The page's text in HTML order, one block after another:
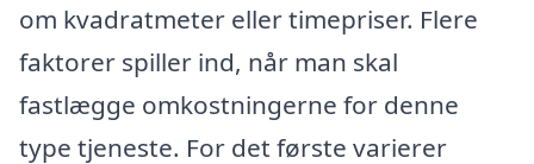
om kvadratmeter eller timepriser. Flere
faktorer spiller ind, når man skal
fastlægge omkostningerne for denne
type tjeneste. For det første varierer